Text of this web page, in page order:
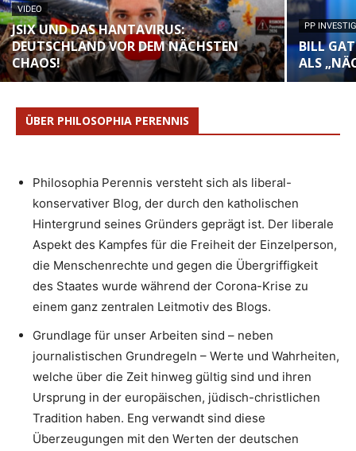
VIDEO
JSIX UND DAS HANTAVIRUS:
DEUTSCHLAND VOR DEM NÄCHSTEN
CHAOS!
PP
BILL
LS
ÜBER PHILOSOPHIA PERENNIS
Philosophia Perennis versteht sich als liberal-
konservativer Blog, der durch den katholischen
Hintergrund seines Gründers geprägt ist. Der liberale
Aspekt des Kampfes für die Freiheit der Einzelperson,
die Menschenrechte und gegen die Übergriffigkeit
des Staates wurde während der Corona-Krise zu
einem ganz zentralen Leitmotiv des Blogs.
Grundlage für unser Arbeiten sind – neben
journalistischen Grundregeln – Werte und Wahrheiten,
welche über die Zeit hinweg gültig sind und ihren
Ursprung in der europäischen, jüdisch-christlichen
Tradition haben. Eng verwandt sind diese
Überzeugungen mit den Werten der deutschen